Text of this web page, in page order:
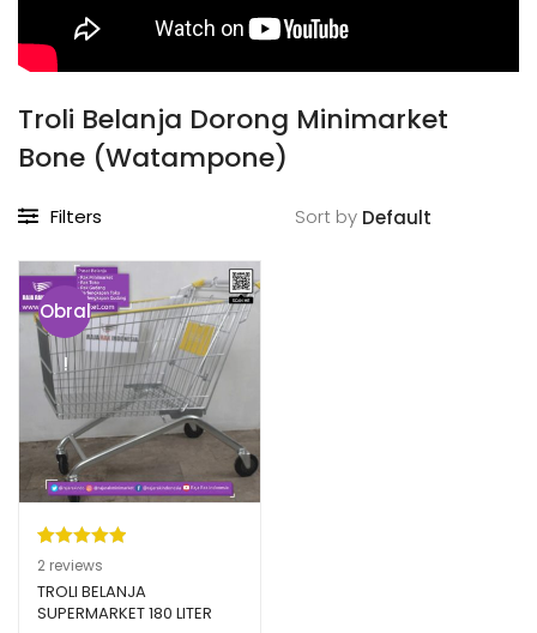
Troli Belanja Dorong Minimarket
Bone (Watampone)
Filters Sort by
Obral
!
Peringkat
5.00dari 5
berdasarka
2
2 reviews
TROLI BELANJA
SUPERMARKET 180 LITER